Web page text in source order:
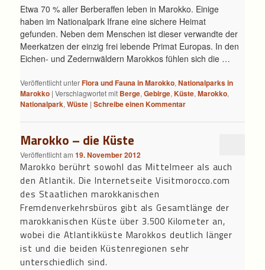
Etwa 70 % aller Berberaffen leben in Marokko. Einige
haben im Nationalpark Ifrane eine sichere Heimat
gefunden. Neben dem Menschen ist dieser verwandte der
Meerkatzen der einzig frei lebende Primat Europas. In den
Eichen- und Zedernwäldern Marokkos fühlen sich die …
Veröffentlicht unterFlora und Fauna in Marokko,Nationalparks in
Marokko |Verschlagwortet mit Berge,Gebirge,Küste,Marokko,
Nationalpark,Wüste |Schreibe einen Kommentar
Marokko – die Küste
Veröffentlicht am19. November 2012
Marokko berührt sowohl das Mittelmeer als auch
den Atlantik. Die Internetseite Visitmorocco.com
des Staatlichen marokkanischen
Fremdenverkehrsbüros gibt als Gesamtlänge der
marokkanischen Küste über 3.500 Kilometer an,
wobei die Atlantikküste Marokkos deutlich länger
ist und die beiden Küstenregionen sehr
unterschiedlich sind.